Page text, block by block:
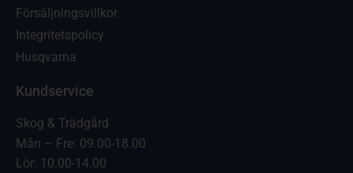
Försäljningsvillkor
Integritetspolicy
Husqvarna
Kundservice
Skog & Trädgård
Mån – Fre: 09.00-18.00
Lör: 10.00-14.00